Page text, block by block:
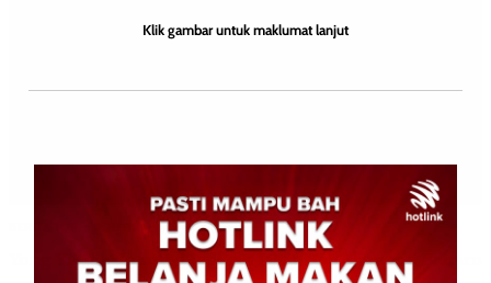
Yong Yit Jee Komited Jadikan Likas Hab Ekonomi Baharu
Klik gambar untuk maklumat lanjut